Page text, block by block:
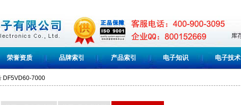
荣誉资质 品牌索引 产品索引 电子知识 电子技术
DF5VD60-7000